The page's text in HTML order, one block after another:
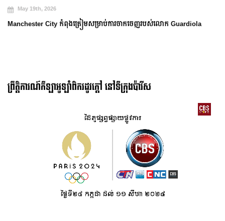
May 19th, 2026
Manchester City កំពុងត្រៀមសម្រាប់ការចាកចេញរបស់លោក Guardiola
ព្រឹត្តិការណ៍កីឡាអូឡាំពិករដូវក្ដៅ នៅទីក្រុងប៉ារីស